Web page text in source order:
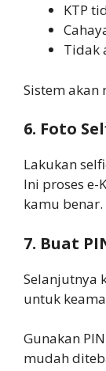
KTP
Tidak
Sistem akan
6. Foto
Lakukan
Ini proses e-
kamu benar.
7. Buat
Selanjutnya
untuk
Gunakan
mudah